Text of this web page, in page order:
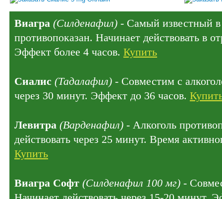
Виагра (Силденафил) - Самый известный в
противопоказан. Начинает действовать в
Эффект более 4 часов. Купить
Сиалис (Тадалафил) - Совместим с
через 30 минут. Эффект до 36 часов.
Левитра (Варденафил) - Алкоголь
действовать через 25 минут. Время
Купить
Виагра Софт (Силденафил 100 мг) -